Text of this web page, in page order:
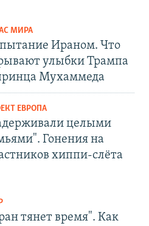
МИРА
Ираном. Что
улыбки Трампа
Мухаммеда
ЕВРОПА
целыми
Гонения на
хиппи-слёта
тянет время". Как